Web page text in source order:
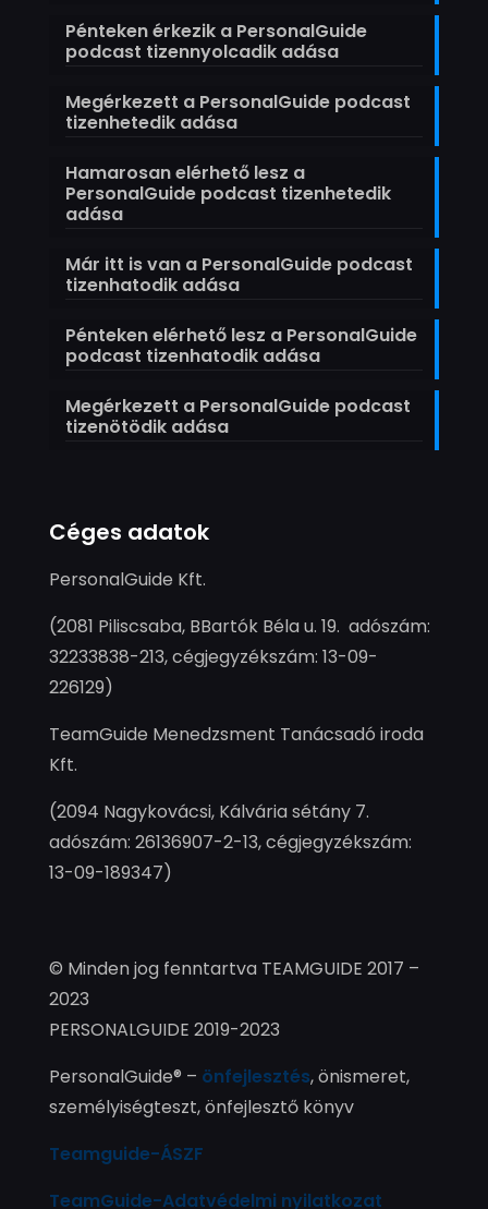
Pénteken érkezik a PersonalGuide
podcast tizennyolcadik adása
Megérkezett a PersonalGuide podcast
tizenhetedik adása
Hamarosan elérhető lesz a
PersonalGuide podcast tizenhetedik
adása
Már itt is van a PersonalGuide podcast
tizenhatodik adása
Pénteken elérhető lesz a PersonalGuide
podcast tizenhatodik adása
Megérkezett a PersonalGuide podcast
tizenötödik adása
Céges adatok
PersonalGuide Kft.
(2081 Piliscsaba, BBartók Béla u. 19. adószám:
32233838-213, cégjegyzékszám: 13-09-
226129)
TeamGuide Menedzsment Tanácsadó iroda
Kft.
(2094 Nagykovácsi, Kálvária sétány 7.
adószám: 26136907-2-13, cégjegyzékszám:
13-09-189347)
© Minden jog fenntartva TEAMGUIDE 2017 –
2023
PERSONALGUIDE 2019-2023
PersonalGuide® – önfejlesztés, önismeret,
személyiségteszt, önfejlesztő könyv
Teamguide-ÁSZF
TeamGuide-Adatvédelmi nyilatkozat